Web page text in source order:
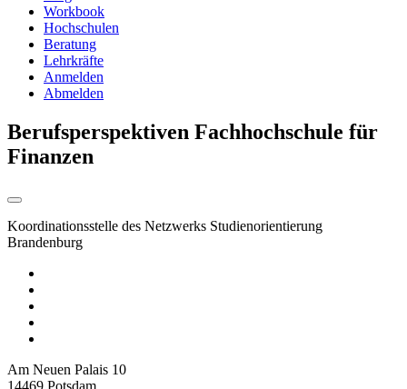
Workbook
Hochschulen
Beratung
Lehrkräfte
Anmelden
Abmelden
Berufsperspektiven Fachhochschule für
Finanzen
Koordinationsstelle des Netzwerks Studienorientierung
Brandenburg
Am Neuen Palais 10
14469 Potsdam